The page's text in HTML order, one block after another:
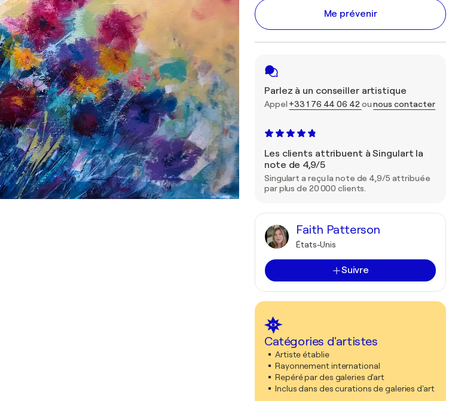
Me prévenir
Parlez à un conseiller artistique
Appel +33 1 76 44 06 42 ounous contacter
Les clients attribuent à Singulart la
note de 4,9/5
Singulart a reçu la note de 4,9/5 attribuée
par plus de 20 000 clients.
Faith Patterson
États-Unis
Suivre
Catégories d'artistes
Artiste établie
Rayonnement international
Repéré par des galeries d'art
Inclus dans des curations de galeries d'art